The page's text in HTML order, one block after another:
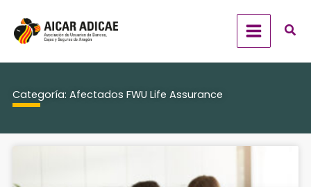
contenido
Categoría: Afectados FWU Life Assurance